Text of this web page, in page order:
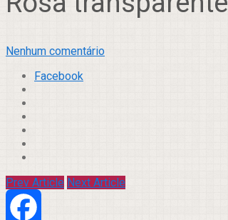
Nenhum comentário
Facebook
Prev Article Next Article